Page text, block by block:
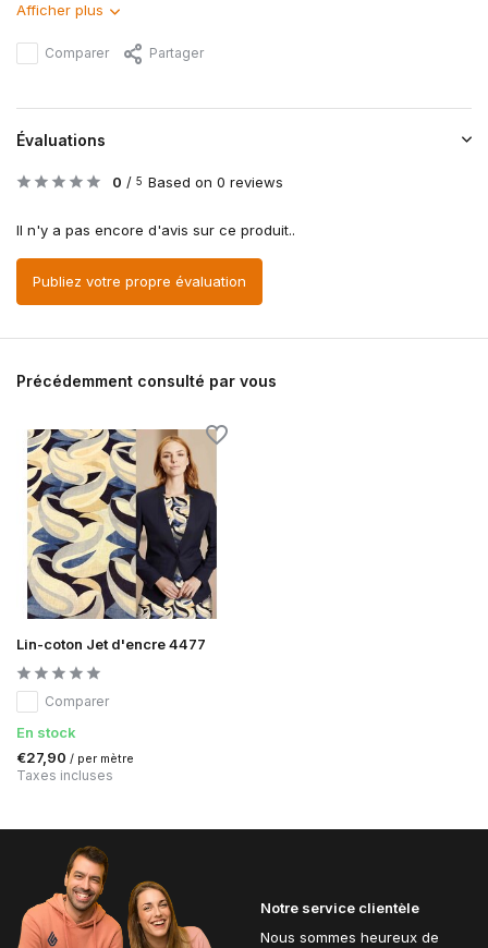
Afficher plus
Comparer Partager
Évaluations
0 / 5 Based on 0 reviews
Il n'y a pas encore d'avis sur ce produit..
Publiez votre propre évaluation
Précédemment consulté par vous
Lin-coton Jet d'encre 4477
Comparer
En stock
€27,90 / per mètre
Taxes incluses
Notre service clientèle
Nous sommes heureux de